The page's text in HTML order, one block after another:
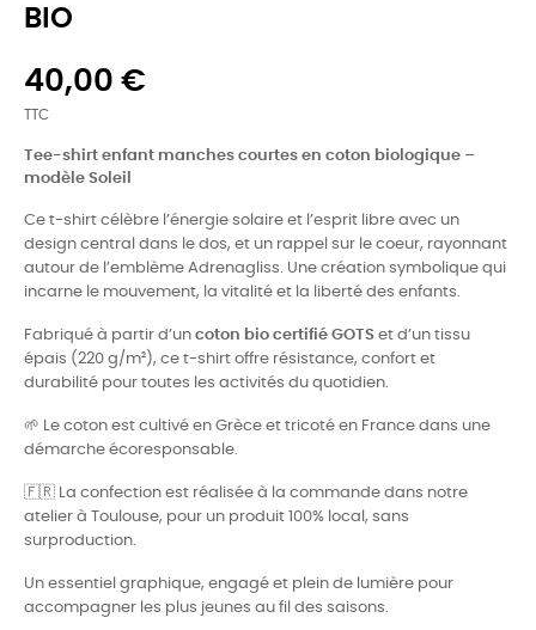
BIO
40,00 €
TTC
Tee-shirt enfant manches courtes en coton biologique –
modèle Soleil
Ce t-shirt célèbre l’énergie solaire et l’esprit libre avec un
design central dans le dos, et un rappel sur le coeur, rayonnant
autour de l’emblème Adrenagliss. Une création symbolique qui
incarne le mouvement, la vitalité et la liberté des enfants.
Fabriqué à partir d’un coton bio certifié GOTS et d’un tissu
épais (220 g/m²), ce t-shirt offre résistance, confort et
durabilité pour toutes les activités du quotidien.
🌱 Le coton est cultivé en Grèce et tricoté en France dans une
démarche écoresponsable.
🇫🇷 La confection est réalisée à la commande dans notre
atelier à Toulouse, pour un produit 100% local, sans
surproduction.
Un essentiel graphique, engagé et plein de lumière pour
accompagner les plus jeunes au fil des saisons.